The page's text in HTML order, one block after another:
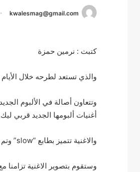
kwalesmag@gmail.com
كتبت : نرمين حمزة
والذي تستعد لطرحه خلال الأيام
وتتعاون أصالة في الألبوم
أغنيات ألبومها الجديد قربي
والاغنية تتميز بطابع “slow” وتم تسجيلها في استوديو بمنطقة حدائق الاهرام ، كلمات جمال الخولي وتوزيع موسيقي عادل حقي .
وستقوم بتصوير الاغنية